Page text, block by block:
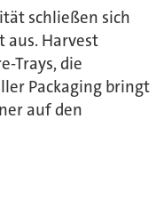
schließen sich
aus. Harvest
Trays, die
Packaging bringt
auf den